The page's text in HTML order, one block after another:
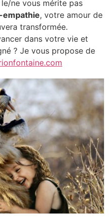
ne vous mérite pas
empathie, votre amour de
transformée.
dans votre vie et
? Je vous propose de